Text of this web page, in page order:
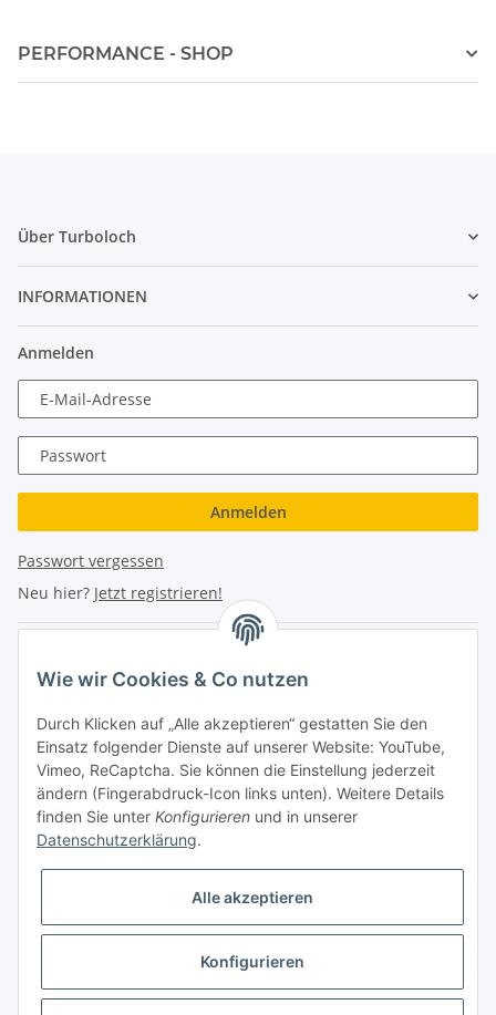
PERFORMANCE - SHOP
Über Turboloch
INFORMATIONEN
Anmelden
E-Mail-Adresse
Passwort
Anmelden
Passwort vergessen
Neu hier? Jetzt registrieren!
Hauptplatz 4
2870 Aspang
eMail: info@turboloch.at
Tel: +43 (0)660/1314150
Di - Fr 9-17 Uhr / Fr 9-12 Uhr
Achtung keine Abholung mehr möglich!!!
* Alle Preise inkl. gesetzlicher USt., zzgl.Versand
Wie wir Cookies & Co nutzen
Durch Klicken auf „Alle akzeptieren“ gestatten Sie den
Einsatz folgender Dienste auf unserer Website: YouTube,
Vimeo, ReCaptcha. Sie können die Einstellung jederzeit
ändern (Fingerabdruck-Icon links unten). Weitere Details
finden Sie unter Konfigurieren und in unserer
Datenschutzerklärung.
Alle akzeptieren
Konfigurieren